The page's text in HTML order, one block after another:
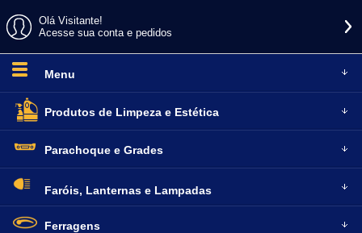
Olá Visitante!
Acesse sua conta e pedidos
Menu
Produtos de Limpeza e Estética
Parachoque e Grades
Faróis, Lanternase Lampadas
Ferragens